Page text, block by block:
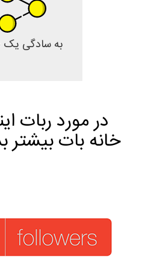
به سادگی یک
در مورد ربات
خانه بات بیشتر